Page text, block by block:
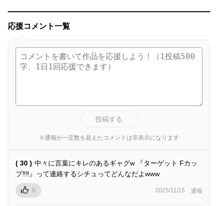
応援コメント一覧
投稿する
※通報が一定数を超えたコメントは非表示になります
( 30 ) 中々に言葉にキレのあるギャグw 『ターゲット Fカッ
プ‼︎‼︎』って連絡するシチュってどんなだよwww
0 2025/11/15 通報